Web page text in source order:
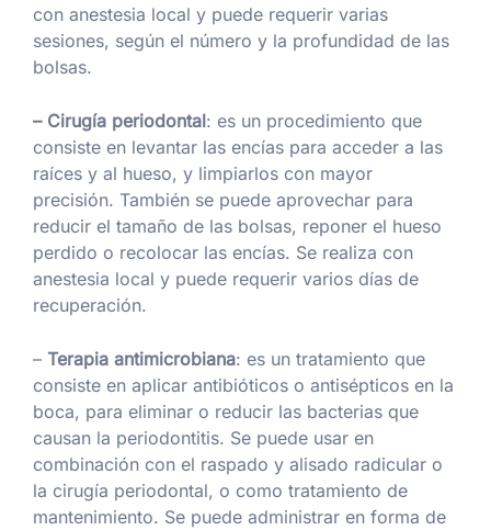
con anestesia local y puede requerir varias
sesiones, según el número y la profundidad de las
bolsas.
– Cirugía periodontal: es un procedimiento que
consiste en levantar las encías para acceder a las
raíces y al hueso, y limpiarlos con mayor
precisión. También se puede aprovechar para
reducir el tamaño de las bolsas, reponer el hueso
perdido o recolocar las encías. Se realiza con
anestesia local y puede requerir varios días de
recuperación.
– Terapia antimicrobiana: es un tratamiento que
consiste en aplicar antibióticos o antisépticos en la
boca, para eliminar o reducir las bacterias que
causan la periodontitis. Se puede usar en
combinación con el raspado y alisado radicular o
la cirugía periodontal, o como tratamiento de
mantenimiento. Se puede administrar en forma de